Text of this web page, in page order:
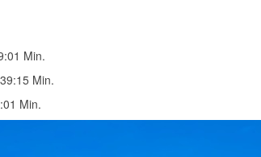
Min.
Min.
Min.